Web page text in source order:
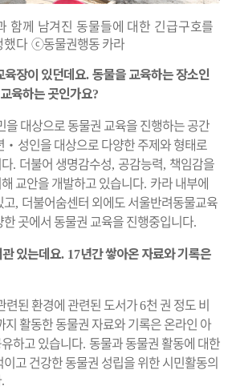
함께 남겨진 동물들에 대한 긴급구호를
했다 ⓒ동물권행동 카라
육장이 있던데요. 동물을 교육하는 장소인
육하는 곳인가요?
을 대상으로 동물권 교육을 진행하는 공간
‧ 성인을 대상으로 다양한 주제와 형태로
. 더불어 생명감수성, 공감능력, 책임감을
교안을 개발하고 있습니다. 카라 내부에
고, 더불어숨센터 외에도 서울반려동물교육
곳에서 동물권 교육을 진행중입니다.
있는데요. 17년간 쌓아온 자료와 기록은
련된 환경에 관련된 도서가6천 권 정도 비
지 활동한 동물권 자료와 기록은 온라인 아
하고 있습니다. 동물과 동물권 활동에 대한
고 건강한 동물권 성립을 위한 시민활동의
.